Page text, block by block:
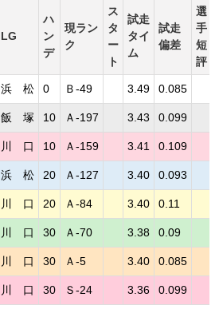
LG
ハ
ン
デ
現ラン
ク
ス
タ
ー
ト
試走
タイ
ム
試走
偏差
選
手
短
評
浜 松 0 Ｂ-49 3.49 0.085
飯 塚 10 Ａ-197 3.43 0.099
川 口 10 Ａ-159 3.41 0.109
浜 松 20 Ａ-127 3.40 0.093
川 口 20 Ａ-84 3.40 0.11
川 口 30 Ａ-70 3.38 0.09
川 口 30 Ａ-5 3.40 0.085
川 口 30 Ｓ-24 3.36 0.099